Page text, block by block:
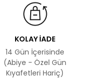
bu yalın parçalarla
bir dost
KOLAY İADE
14 Gün İçerisinde
(Abiye - Özel Gün
Kıyafetleri Hariç)